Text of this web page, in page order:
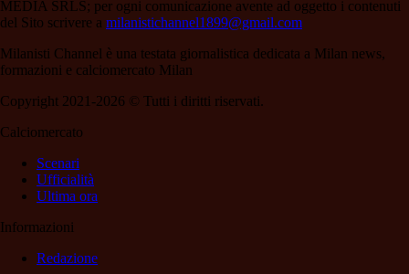
MEDIA SRLS; per ogni comunicazione avente ad oggetto i contenuti
del Sito scrivere a milanistichannel1899@gmail.com
Milanisti Channel è una testata giornalistica dedicata a Milan news,
formazioni e calciomercato Milan
Copyright 2021-2026 © Tutti i diritti riservati.
Calciomercato
Scenari
Ufficialità
Ultima ora
Informazioni
Redazione